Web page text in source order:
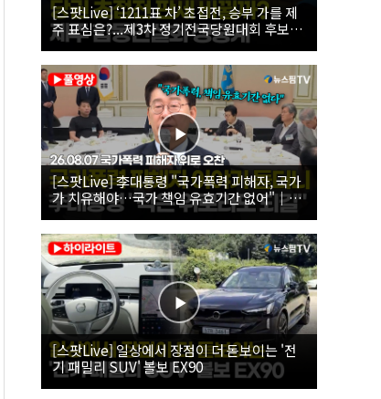
[스팟Live] ‘1211표 차’ 초접전, 승부 가를 제
주 표심은?...제3차 정기전국당원대회 후보자
제주 합동연설회 생중계 | 26.08.08
[스팟Live] 李대통령 "국가폭력 피해자, 국가
가 치유해야…국가 책임 유효기간 없어"｜
26.08.07 국가폭력 피해자 위로 오찬
[스팟Live] 일상에서 장점이 더 돋보이는 '전
기 패밀리 SUV' 볼보 EX90